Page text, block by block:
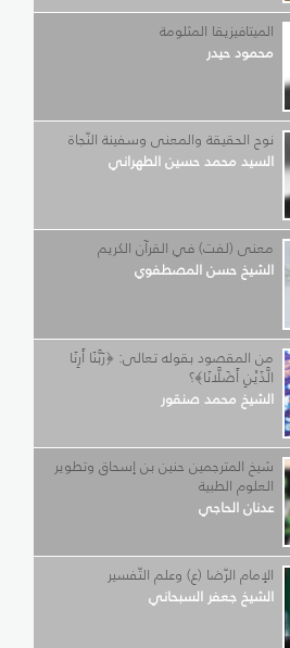
الميتافيزيقا المثلومة
محمود حيدر
نوح الحقيقة والمعنى وسفينة النّجاة
السيد محمد حسين الطهراني
معنى (لفت) في القرآن الكريم
الشيخ حسن المصطفوي
من المقصود بقوله تعالى: ﴿رَبَّنَا أَرِنَا
الَّذَيْنِ أَضَلَّانَا﴾؟
الشيخ محمد صنقور
شيخ المترجمين حنين بن إسحاق وتطوير
العلوم الطبية
عدنان الحاجي
الإمام الرّضا (ع) وعلم التّفسير
الشيخ جعفر السبحاني